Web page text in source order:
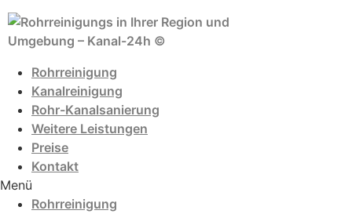
Zum
Inhalt
wechseln
Rohrreinigung
Kanalreinigung
Rohr-Kanalsanierung
Weitere Leistungen
Preise
Kontakt
Menü
Rohrreinigung